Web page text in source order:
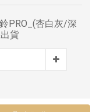
PRO_(杏白灰/深
貨